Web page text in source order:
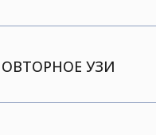
УЗИ